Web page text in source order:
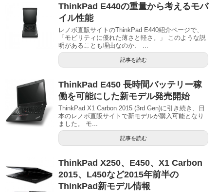
ThinkPad E440の重量から考えるモバ
イル性能
レノボ直販サイトのThinkPad E440紹介ページで、
「モビリティに優れた薄さと軽さ。」 このような説
明があることも理由なのか、 ...
記事を読む
ThinkPad E450 長時間バッテリー稼
働を可能にした新モデル発売開始
ThinkPad X1 Carbon 2015 (3rd Gen)に引き続き、日
本のレノボ直販サイトで新モデルが購入可能となり
ました。 モ...
記事を読む
ThinkPad X250、E450、X1 Carbon
2015、L450など2015年前半の
ThinkPad新モデル情報